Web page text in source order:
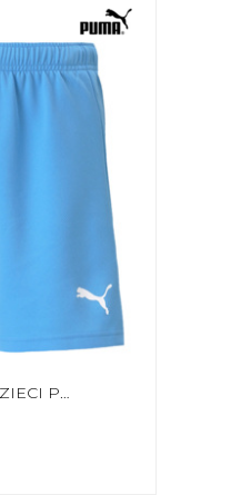
SPODENKI DLA DZIECI PUMA TEAMRISE SHORT JR BŁĘKITNE 704943 18